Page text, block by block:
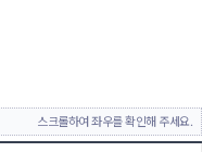
스크롤하여 좌우를 확인해 주세요.